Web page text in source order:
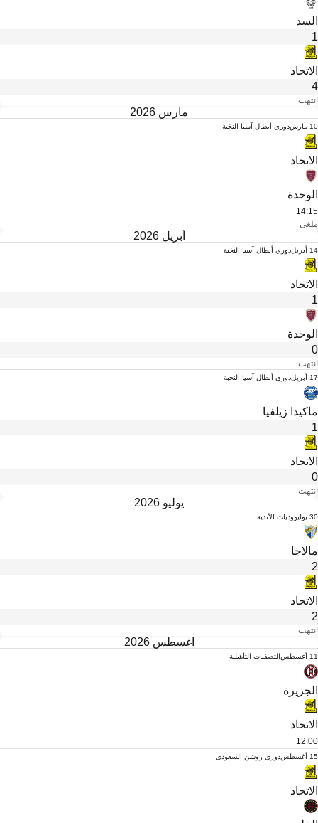
السد
1
الاتحاد
4
انتهت
مارس 2026
10 مارس دوري أبطال آسيا النخبة
الاتحاد
الوحدة
14:15
ملغى
أبريل 2026
14 أبريل دوري أبطال آسيا النخبة
الاتحاد
1
الوحدة
0
انتهت
17 أبريل دوري أبطال آسيا النخبة
ماكيدا زيلفيا
1
الاتحاد
0
انتهت
يوليو 2026
30 يوليو وديات الأندية
مالاجا
2
الاتحاد
2
انتهت
أغسطس 2026
11 أغسطس التصفيات التأهيلية
الجزيرة
الاتحاد
12:00
15 أغسطس دوري روشن السعودي
الاتحاد